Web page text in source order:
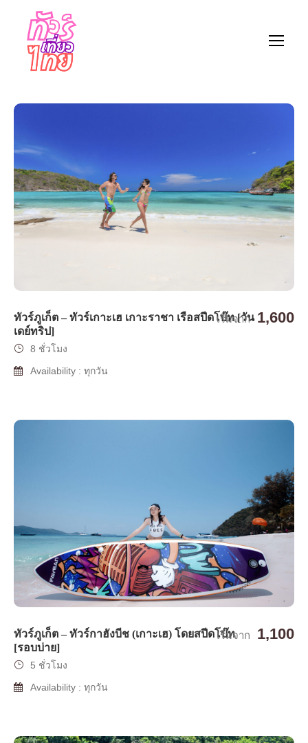
ทัวร์ภูเก็ต – ทัวร์เกาะเฮ เกาะราชา เรือสปีดโบ๊ท [วัน
เดย์ทริป]
เริ่มจาก 1,600
8 ชั่วโมง
Availability : ทุกวัน
ทัวร์ภูเก็ต – ทัวร์กาฮังบีช (เกาะเฮ) โดยสปีดโบ๊ท
[รอบบ่าย]
เริ่มจาก 1,100
5 ชั่วโมง
Availability : ทุกวัน